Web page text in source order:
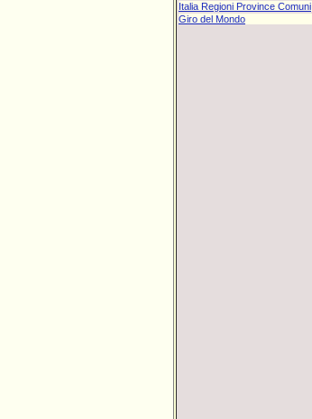
Italia Regioni Province Comuni
Giro del Mondo